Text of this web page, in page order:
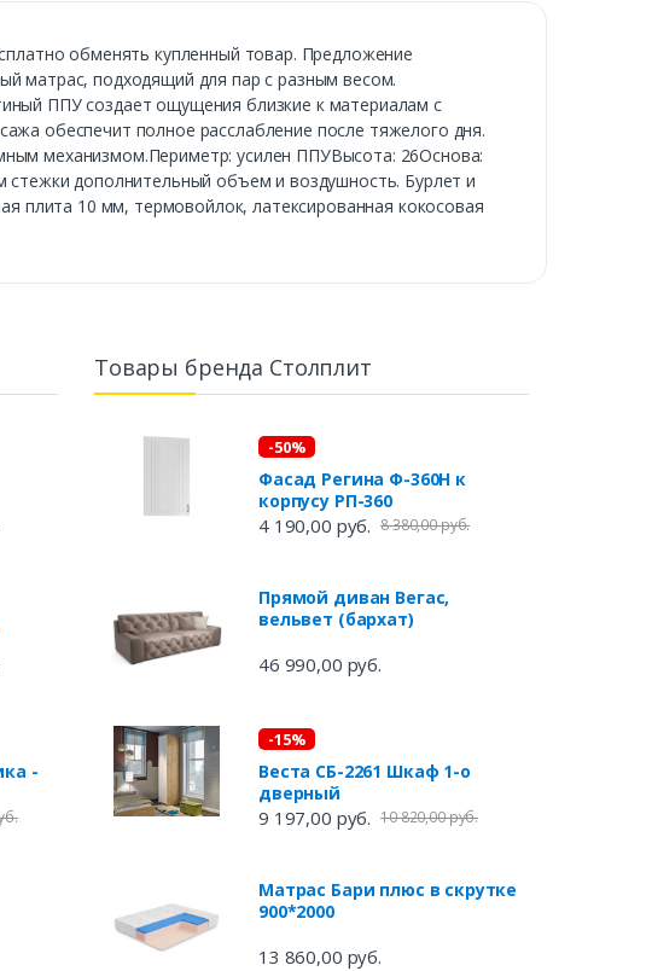
обменять купленный товар. Предложение
матрас, подходящий для пар с разным весом.
ППУ создает ощущения близкие к материалам с
обеспечит полное расслабление после тяжелого дня.
механизмом.Периметр: усилен ППУВысота: 26Основа:
дополнительный объем и воздушность. Бурлет и
плита 10 мм, термовойлок, латексированная кокосовая
-
Товары бренда Столплит
-50%
Фасад Регина Ф-360Н к
корпусу РП-360
4 190,00 руб. 8 380,00 руб.
Прямой диван Вегас,
вельвет (бархат)
46 990,00 руб.
-15%
Веста СБ-2261 Шкаф 1-о
дверный
9 197,00 руб. 10 820,00 руб.
Матрас Бари плюс в скрутке
900*2000
13 860,00 руб.